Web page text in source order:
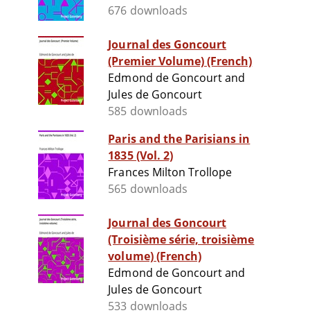
676 downloads
Journal des Goncourt
(Premier Volume) (French)
Edmond de Goncourt and
Jules de Goncourt
585 downloads
Paris and the Parisians in
1835 (Vol. 2)
Frances Milton Trollope
565 downloads
Journal des Goncourt
(Troisième série, troisième
volume) (French)
Edmond de Goncourt and
Jules de Goncourt
533 downloads